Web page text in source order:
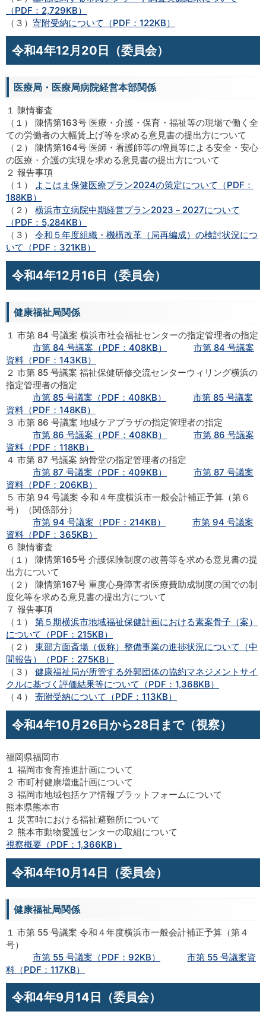
（PDF：2,729KB）
（３） 寄附受納について（PDF：122KB）
令和4年12月20日（委員会）
医療局・医療局病院経営本部関係
１ 陳情審査
（１） 陳情第163号 医療・介護・保育・福祉等の現場で働く全
ての労働者の大幅賃上げ等を求める意見書の提出方について
（２） 陳情第164号 医師・看護師等の増員等による安全・安心
の医療・介護の実現を求める意見書の提出方について
２ 報告事項
（１）
よこはま保健医療プラン2024の策定について（PDF：
188KB）
（２） 横浜市立病院中期経営プラン2023－2027について
（PDF：5,284KB）
（３） 令和５年度組織・機構改革（局再編成）の検討状況につ
いて（PDF：321KB）
令和4年12月16日（委員会）
健康福祉局関係
１ 市第 84 号議案 横浜市社会福祉センターの指定管理者の指定
市第 84 号議案（PDF：408KB）
市第 84 号議案
資料（PDF：143KB）
２ 市第 85 号議案 福祉保健研修交流センターウィリング横浜の
指定管理者の指定
市第 85 号議案（PDF：408KB）
市第 85 号議案
資料（PDF：148KB）
３ 市第 86 号議案 地域ケアプラザの指定管理者の指定
市第 86 号議案（PDF：408KB）
市第 86 号議案
資料（PDF：118KB）
４ 市第 87 号議案 納骨堂の指定管理者の指定
市第 87 号議案（PDF：409KB）
市第 87 号議案
資料（PDF：206KB）
５ 市第 94 号議案 令和４年度横浜市一般会計補正予算（第６
号）（関係部分）
市第 94 号議案（PDF：214KB）
市第 94 号議案
資料（PDF：365KB）
６ 陳情審査
（１） 陳情第165号 介護保険制度の改善等を求める意見書の提
出方について
（２） 陳情第167号 重度心身障害者医療費助成制度の国での制
度化等を求める意見書の提出方について
７ 報告事項
（１） 第５期横浜市地域福祉保健計画における素案骨子（案）
について（PDF：215KB）
（２） 東部方面斎場（仮称）整備事業の進捗状況について（中
間報告）（PDF：275KB）
（３） 健康福祉局が所管する外郭団体の協約マネジメントサイ
クルに基づく評価結果等について（PDF：1,368KB）
（４） 寄附受納について（PDF：113KB）
令和4年10月26日から28日まで（視察）
福岡県福岡市
１ 福岡市食育推進計画について
２ 市町村健康増進計画について
３ 福岡市地域包括ケア情報プラットフォームについて
熊本県熊本市
１ 災害時における福祉避難所について
２ 熊本市動物愛護センターの取組について
視察概要（PDF：1,366KB）
令和4年10月14日（委員会）
健康福祉局関係
１ 市第 55 号議案 令和４年度横浜市一般会計補正予算（第４
号）
市第 55 号議案（PDF：92KB）
市第 55 号議案資
料（PDF：117KB）
令和4年9月14日（委員会）